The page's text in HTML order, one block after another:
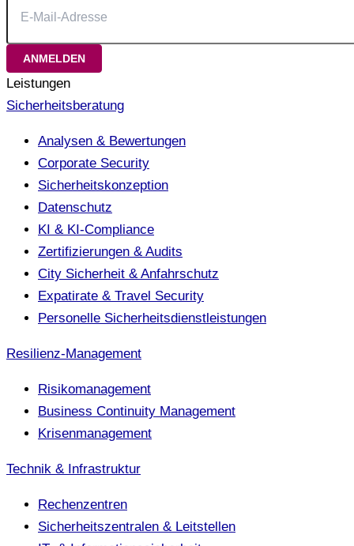
Leistungen
Sicherheitsberatung
Analysen & Bewertungen
Corporate Security
Sicherheitskonzeption
Datenschutz
KI & KI-Compliance
Zertifizierungen & Audits
City Sicherheit & Anfahrschutz
Expatirate & Travel Security
Personelle Sicherheitsdienstleistungen
Resilienz-Management
Risikomanagement
Business Continuity Management
Krisenmanagement
Technik & Infrastruktur
Rechenzentren
Sicherheitszentralen & Leitstellen